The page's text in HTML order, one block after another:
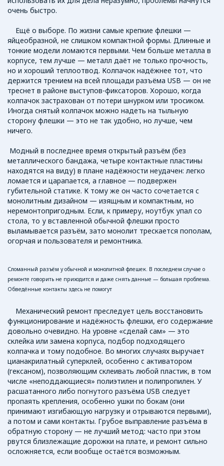
очень быстро.
Ещё о выборе. По жизни самые крепкие флешки —
яйцеобразной, не слишком компактной формы. Длинные и
тонкие модели ломаются первыми. Чем больше металла в
корпусе, тем лучше — металл даёт не только прочность,
но и хороший теплоотвод. Колпачок надёжнее тот, что
держится трением на всей площади разъёма USB — он не
треснет в районе выступов-фиксаторов. Хорошо, когда
колпачок застрахован от потери шнурком или тросиком.
Иногда снятый колпачок можно надеть на тыльную
сторону флешки — это не так удобно, но лучше, чем
ничего.
Модный в последнее время открытый разъём (без
металлического бандажа, четыре контактные пластины
находятся на виду) в плане надёжности неудачен: легко
ломается и царапается, а главное — подвержен
губительной статике. К тому же он часто сочетается с
монолитным дизайном — изящным и компактным, но
неремонтопригодным. Если, к примеру, ноутбук упал со
стола, то у вставленной обычной флешки просто
выламывается разъём, зато монолит трескается пополам,
огорчая и пользователя и ремонтника.
Сломанный разъём у обычной и монолитной флешек. В последнем случае о
ремонте говорить не приходится и даже снять данные — большая проблема.
Обведённые контакты здесь не помогут
Механический ремонт преследует цель восстановить
функционирование и надёжность флешки, его содержание
довольно очевидно. На уровне «сделай сам» — это
склейка или замена корпуса, подбор подходящего
колпачка и тому подобное. Во многих случаях выручает
цианакрилатный суперклей, особенно с активатором
(гексаном), позволяющим склеивать любой пластик, в том
числе «неподдающиеся» полиэтилен и полипропилен. У
расшатанного либо погнутого разъёма USB следует
пропаять крепления, особенно ушки по бокам (они
принимают изгибающую нагрузку и отрываются первыми),
а потом и сами контакты. Грубое выправление разъёма в
обратную сторону — не лучший метод: часто при этом
рвутся близлежащие дорожки на плате, и ремонт сильно
осложняется, если вообще остаётся возможным.